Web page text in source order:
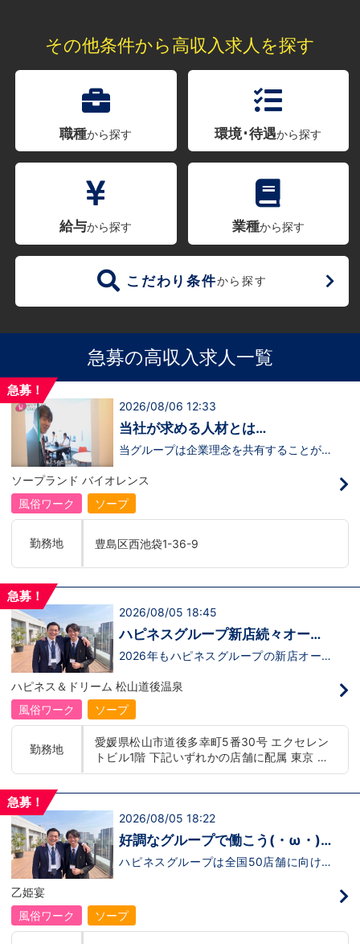
その他条件から高収入求人を探す
職種から探す 環境･待遇から探す
給与から探す 業種から探す
こだわり条件から探す
急募の高収入求人一覧
急募！
2026/08/06 12:33
当社が求める人材とは…
当グループは企業理念を共有することがで
神】を持っている方を求めています。さら
に！『ハピネスグループは、店舗数が増え
ます！！』つまり…【店長/幹部】の空き
枠があるってことです。実際に働いてみ
職者になれない(´;ω;｀)なんて経験はあり
ませんか？？当グループは年功序列ではな
く実力主義です。頑張り次第でいくらでも
のある方には必要な席をしっかりご用意で
入社後、最短で8ヶ月で店長になった先輩
もいます。その先輩のあとにアナタも続き
ませんか！？勿論、男性だけではなく女性
も活躍中。ハピネスグループ初の女性店長
イトレジャー業界だからといって一般大手
企業様に引けを取らない体制で取り組んで
いる会社です。そのため、誰もが安心して
入社・勤務のできる環境なのです。それで
ャルサイトをご覧下さい。
【https://happiness-group.biz/】※お手
数ですがコピー＆ペーストしてURLを開い
他社と比較検討中など。そのような時は1
もしれません。アナタからのご連絡お待ち
しております。
ソープランド バイオレンス
風俗ワーク
ソープ
勤務地 豊島区西池袋1-36-9
急募！
2026/08/05 18:45
ハピネスグループ新店続々オープ
ン決定！
2026年もハピネスグループの新店オープ
てみませんか？いままでの職歴も学歴も一
切関係ありません。頑張り次第で20代で
年収1000万円も夢じゃないんです！一般
職からの転職や、女性からのご応募大歓
ッフ一人ひとりが働きやすい環境のお店で
す。現在多くの女性スタッフが勤務してお
ります。業界経験のある方もない方もご応
新人キャストさんにお仕事を教えるアドバ
は年功序列ではなく実力主義です。 頑張
り次第でいくらでも店長や幹部枠への昇格
が可能なんです！力のある方には必要な席
をしっかりご用意できる環境ですのでご安
ハピネス＆ドリーム 松山道後温泉
風俗ワーク
ソープ
勤務地
愛媛県松山市道後多幸町5番30号 エクセレン
トビル1階 下記いずれかの店舗に配属 東京 五
反田：五反田駅から徒歩2分 池袋：池袋駅西
水戸：水戸駅からバス5分 北海道 札幌：すす
きの駅から徒歩5分 中国・四国 鳥取：米子市
皆生温泉 愛媛：松山道後温泉 九州・沖縄 福
岡：中洲川端駅から徒歩8分 沖縄：那覇市※出
店準備中 他にも続々出店予定 遠方からのご応
急募！
2026/08/05 18:22
好調なグループで働こう(・ω・)
ノ
ハピネスグループは全国50店舗に向けて
有！！ つまり・・・ハピネスグループの
中でも、今！1番役職に就けるチャンスが
乙姫宴
風俗ワーク
ソープ